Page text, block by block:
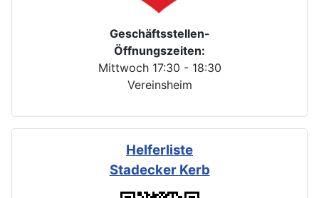
Geschäftsstellen-
Öffnungszeiten:
Mittwoch 17:30 - 18:30
Vereinsheim
Helferliste
Stadecker Kerb